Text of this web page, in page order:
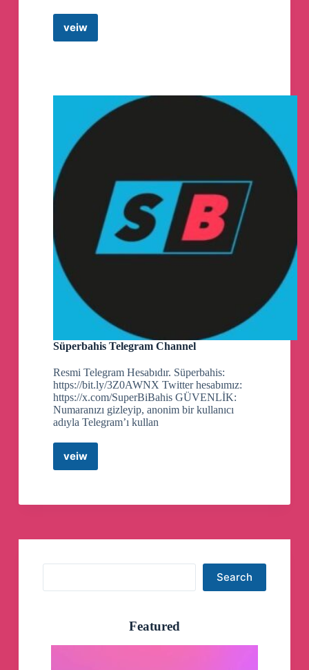
veiwStаrzВеt
Süperbahis Telegram Channel
Resmi Telegram Hesabıdır. Süperbahis:
https://bit.ly/3Z0AWNX Twitter hesabımız:
https://x.com/SuperBiBahis GÜVENLİK:
Numaranızı gizleyip, anonim bir kullanıcı
adıyla Telegram’ı kullan
veiwSüperbahis
Search
Featured